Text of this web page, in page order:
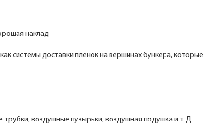
наклад
системы доставки пленок на вершинах бункера, которые
воздушные пузырьки, воздушная подушка и т. Д.